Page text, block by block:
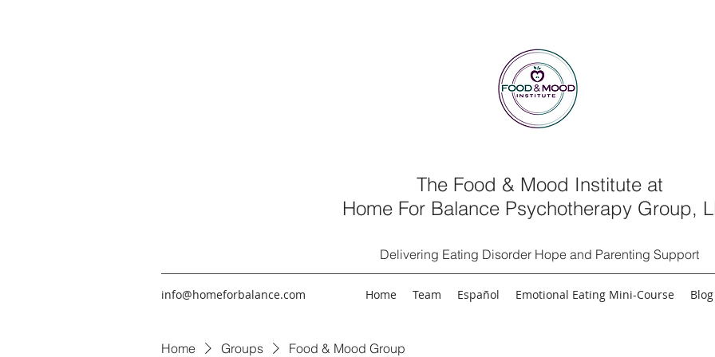
The Food & Mood Institute at
Home For Balance Psychotherapy Group,
Delivering Eating Disorder Hope and Parenting Support
info@homeforbalance.com Home Team Español Emotional Eating Mini-Course Blog
Home Groups Food & Mood Group